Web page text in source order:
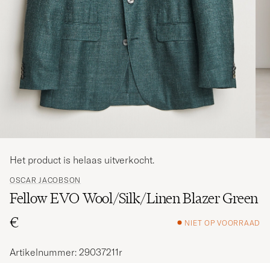
OSCAR JACOBSON
Fellow EVO Wool/Silk/Linen Blazer Green
€
NIET OP VOORRAAD
Het product is helaas uitverkocht.
Artikelnummer: 29037211r